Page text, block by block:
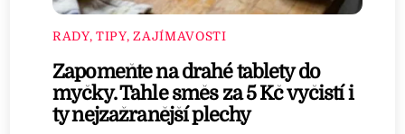
RADY, TIPY, ZAJÍMAVOSTI
Zapomeňte na drahé tablety do
myčky. Tahle směs za 5 Kč vyčistí i
ty nejzažranější plechy